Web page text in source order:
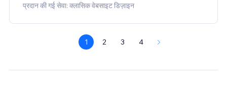
प्रदान की गई सेवा: क्लासिक वेबसाइट डिज़ाइन
1 2 3 4